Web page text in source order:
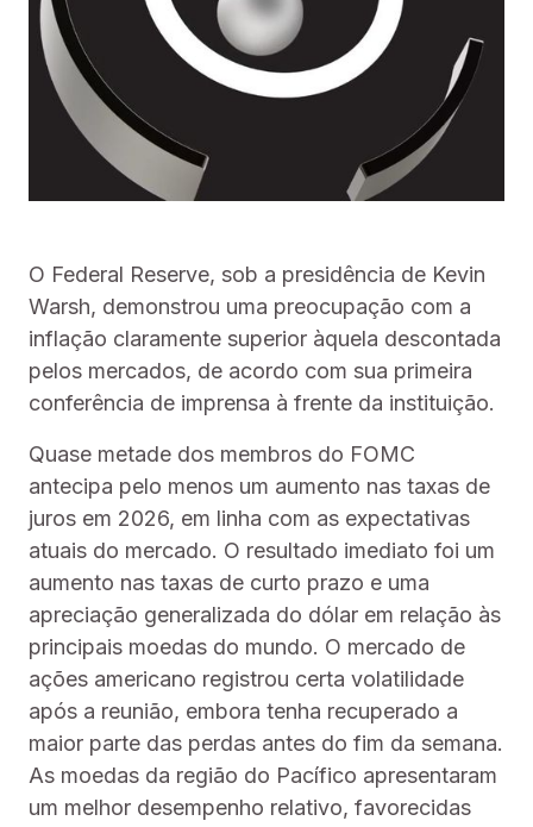
O Federal Reserve, sob a presidência de Kevin
Warsh, demonstrou uma preocupação com a
inflação claramente superior àquela descontada
pelos mercados, de acordo com sua primeira
conferência de imprensa à frente da instituição.
Quase metade dos membros do FOMC
antecipa pelo menos um aumento nas taxas de
juros em 2026, em linha com as expectativas
atuais do mercado. O resultado imediato foi um
aumento nas taxas de curto prazo e uma
apreciação generalizada do dólar em relação às
principais moedas do mundo. O mercado de
ações americano registrou certa volatilidade
após a reunião, embora tenha recuperado a
maior parte das perdas antes do fim da semana.
As moedas da região do Pacífico apresentaram
um melhor desempenho relativo, favorecidas